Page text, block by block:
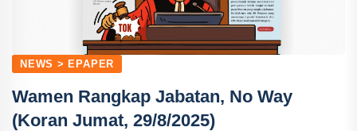
NEWS > EPAPER
Wamen Rangkap Jabatan, No Way
(Koran Jumat, 29/8/2025)